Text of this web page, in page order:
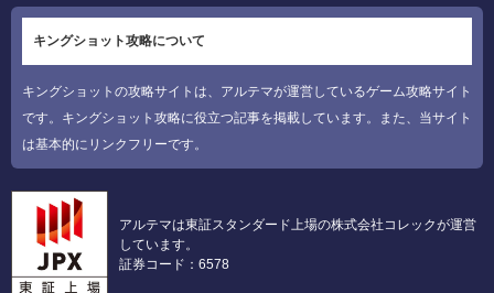
キングショット攻略について
キングショットの攻略サイトは、アルテマが運営しているゲーム攻略サイト
です。キングショット攻略に役立つ記事を掲載しています。また、当サイト
は基本的にリンクフリーです。
アルテマは東証スタンダード上場の株式会社コレックが運営
しています。
証券コード：6578